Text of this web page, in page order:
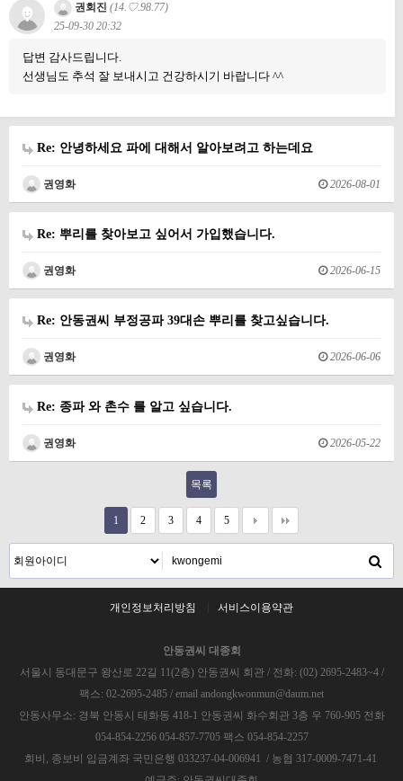
권회진 (14.♡.98.77)
25-09-30 20:32
답변 감사드립니다.
선생님도 추석 잘 보내시고 건강하시기 바랍니다 ^^
Re: 안녕하세요 파에 대해서 알아보려고 하는데요
권영화 2026-08-01
Re: 뿌리를 찾아보고 싶어서 가입했습니다.
권영화 2026-06-15
Re: 안동권씨 부정공파 39대손 뿌리를 찾고싶습니다.
권영화 2026-06-06
Re: 종파 와 촌수 를 알고 싶습니다.
권영화 2026-05-22
목록
1 2 3 4 5
개인정보처리방침 서비스이용약관
안동권씨 대종회
서울시 동대문구 왕산로 22길 11(2층) 안동권씨 회관 / 전화: (02) 2695-2483~4 /
팩스: 02-2695-2485 / email andongkwonmun@daum.net
안동사무소: 경북 안동시 태화동 418-1 안동권씨 화수회관 3층 우 760-905 전화
054-854-2256 054-857-7705 팩스 054-854-2257
회비, 종보비 입금계좌 국민은행 033237-04-006941 / 농협 317-0009-7471-41